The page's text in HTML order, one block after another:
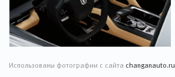
Использованы фотографии с сайта changanauto.ru